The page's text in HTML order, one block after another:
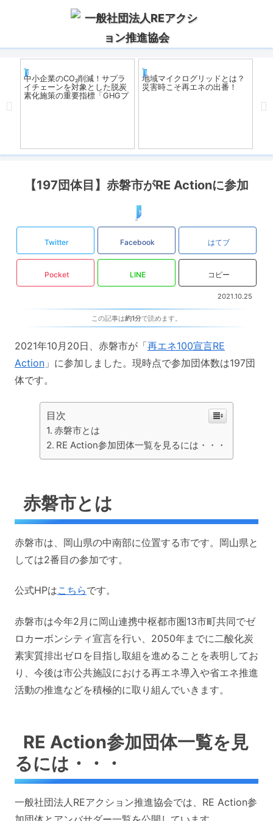
REアクション
中小企業のCO₂削減！サプラ
イチェーンを対象とした脱炭
素化施策の重要指標「GHGプ
REアクション
地域マイクログリッドとは？
災害時こそ再エネの出番！
【197団体目】赤磐市がRE Actionに参加
News
Twitter Facebook はてブ
Pocket LINE コピー
2021.10.25
この記事は約1分で読めます。
2021年10月20日、赤磐市が「再エネ100宣言RE
Action 」に参加しました。現時点で参加団体数は197団
体です。
目次
赤磐市とは
RE Action参加団体一覧を見るには・・・
赤磐市とは
赤磐市は、岡山県の中南部に位置する市です。岡山県と
しては2番目の参加です。
公式HPはこちらです。
赤磐市は今年2月に岡山連携中枢都市圏13市町共同でゼ
ロカーボンシティ宣言を行い、2050年までに二酸化炭
素実質排出ゼロを目指し取組を進めることを表明してお
り、今後は市公共施設における再エネ導入や省エネ推進
活動の推進などを積極的に取り組んでいきます。
RE Action参加団体一覧を見
るには・・・
一般社団法人REアクション推進協会では、RE Action参